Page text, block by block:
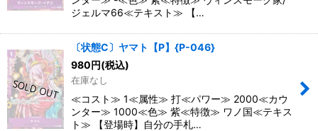
ジェルマ66≪テキスト≫ 【…
〔状態C〕ヤマト【P】{P-046}
980円(税込)
在庫なし
≪コスト≫ 1≪属性≫ 打≪パワー≫ 2000≪カウ
ンター≫ 1000≪色≫ 紫≪特徴≫ ワノ国≪テキス
ト≫ 【登場時】自分の手札…